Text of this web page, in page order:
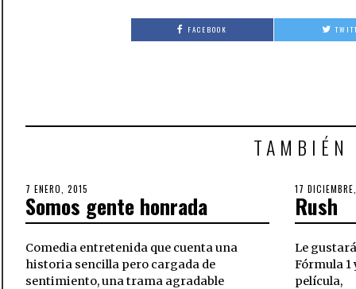
FACEBOOK
TAMBIÉN
POSTED
ON
7 ENERO, 2015
OCTUBRE,
2018
Somos gente honrada
Comedia entretenida que cuenta una
historia sencilla pero cargada de
sentimiento, una trama agradable
POSTED
ON
17
Rush
Le
Fórmula 1
película,